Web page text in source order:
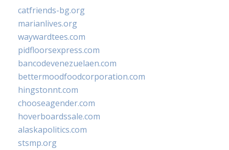
catfriends-bg.org
marianlives.org
waywardtees.com
pidfloorsexpress.com
bancodevenezuelaen.com
bettermoodfoodcorporation.com
hingstonnt.com
chooseagender.com
hoverboardssale.com
alaskapolitics.com
stsmp.org